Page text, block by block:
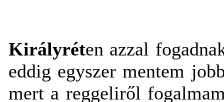
Királyréten azzal
eddig egyszer mentem
mert a reggeliről